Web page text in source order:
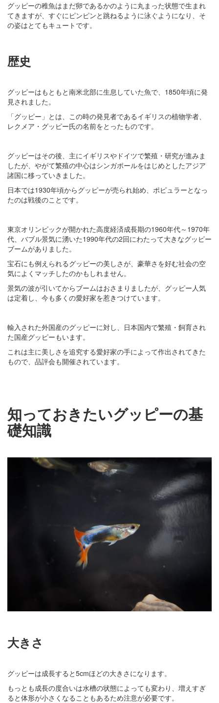
グッピーの稚魚はまだ卵であるかのように丸まった状態で生まれ
てきますが、すぐにピンピンと跳ねるように泳ぐようになり、そ
の姿はとてもキュートです。
歴史
グッピーはもともと南米北部に生息していた魚で、1850年頃に発
見されました。
「グッピー」とは、この時の発見者であるイギリスの植物学者、
レクメア・グッピー氏の名前をとったものです。
グッピーはその後、主にイギリスやドイツで繁殖・研究が進みま
したが、やがて繁殖の中心はシンガポールをはじめとしたアジア
諸国に移っていきました。
日本では1930年頃からグッピーが売られ始め、ポピュラーとなっ
たのは戦後のことです。
東京オリンピックが開かれた高度経済成長期の1960年代～1970年
代、バブル景気に湧いた1990年代の2回にわたって大きなグッピー
ブームがありました。
宝石にも例えられるグッピーの美しさが、豪華さを好む社会の空
気によくマッチしたのかもしれません。
景気の波が引いてからブームはおさまりましたが、グッピー人気
は定着し、今も多くの愛好家を惹きつけています。
輸入された外国産のグッピーに対し、日本国内で繁殖・飼育され
た国産グッピーもいます。
これは主に美しさを追究する愛好家の手によって作出されてきた
もので、品評会も開催されています。
知っておきたいグッピーの基
礎知識
大きさ
グッピーは成長すると5cmほどの大きさになります。
もっとも成長の度合いは水槽の状態によっても変わり、増えすぎ
ると体形が小さくなることもあるため注意が必要です。